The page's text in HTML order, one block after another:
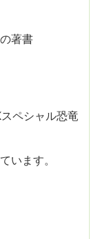
著書
ペシャル恐竜
います。